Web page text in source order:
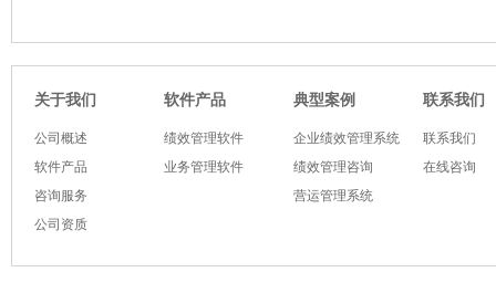
关于我们
公司概述
软件产品
咨询服务
公司资质
软件产品
绩效管理软件
业务管理软件
典型案例
企业绩效管理系统
绩效管理咨询
营运管理系统
联系我们
联系我们
在线咨询